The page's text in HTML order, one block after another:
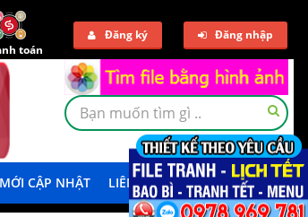
toán
Đăng ký Đăng nhập
CẬP NHẬT LIÊN HỆ TẢI DEMO